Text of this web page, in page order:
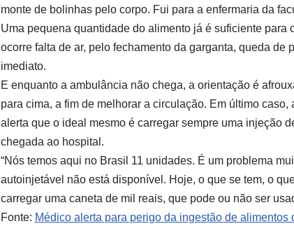
monte de bolinhas pelo corpo. Fui para a enfermaria da
Uma pequena quantidade do alimento já é suficiente
ocorre falta de ar, pelo fechamento da garganta, queda de
imediato.
E enquanto a ambulância não chega, a orientação é
para cima, a fim de melhorar a circulação. Em último
alerta que o ideal mesmo é carregar sempre uma injeção
chegada ao hospital.
“Nós temos aqui no Brasil 11 unidades. É um problema
autoinjetável não está disponível. Hoje, o que se tem, o
carregar uma caneta de mil reais, que pode ou não ser
Fonte: Médico alerta para perigo da ingestão de alimentos